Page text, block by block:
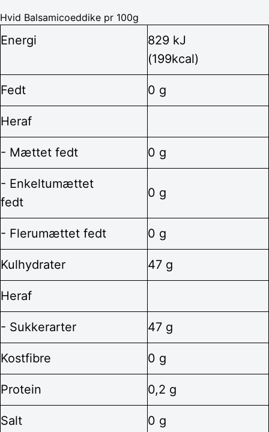
Hvid Balsamicoeddike pr 100g
Energi
829 kJ
(199kcal)
Fedt 0 g
Heraf
- Mættet fedt 0 g
- Enkeltumættet
fedt
0 g
- Flerumættet fedt 0 g
Kulhydrater 47 g
Heraf
- Sukkerarter 47 g
Kostfibre 0 g
Protein 0,2 g
Salt 0 g